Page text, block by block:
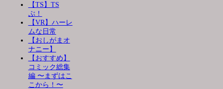
【TS】TS
ぶ！
【VR】ハーレ
ムな日常
【おしがまオ
ナニー】
【おすすめ】
コミック総集
編 〜まずはこ
こから！〜